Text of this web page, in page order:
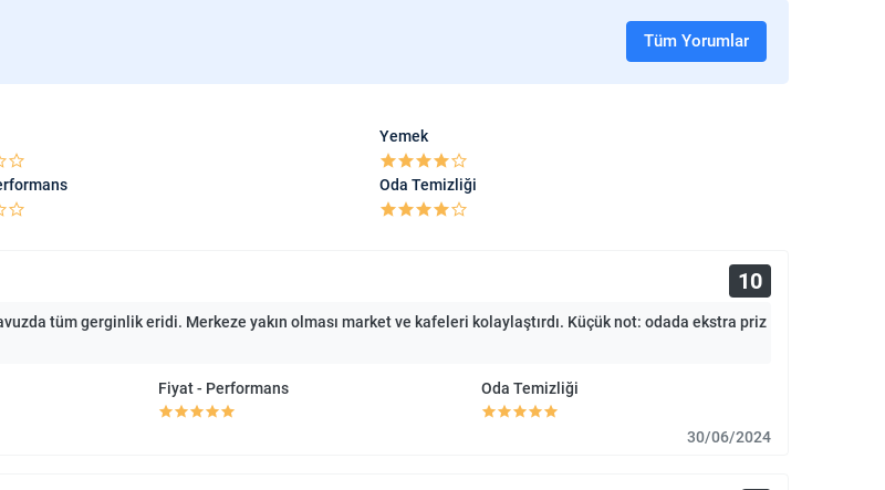
Tüm Yorumlar
Yemek
Oda Temizliği
10
tüm gerginlik eridi. Merkeze yakın olması market ve kafeleri kolaylaştırdı. Küçük not: odada ekstra priz
Fiyat - Performans Oda Temizliği
30/06/2024